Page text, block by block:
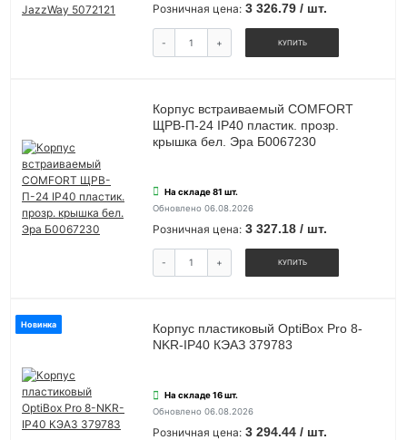
Розничная цена: 3 326.79 / шт.
- + КУПИТЬ
Корпус встраиваемый COMFORT
ЩРВ-П-24 IP40 пластик. прозр.
крышка бел. Эра Б0067230
На складе 81 шт.
Обновлено 06.08.2026
Розничная цена: 3 327.18 / шт.
- + КУПИТЬ
Новинка
Корпус пластиковый OptiBox Pro 8-
NKR-IP40 КЭАЗ 379783
На складе 16 шт.
Обновлено 06.08.2026
Розничная цена: 3 294.44 / шт.